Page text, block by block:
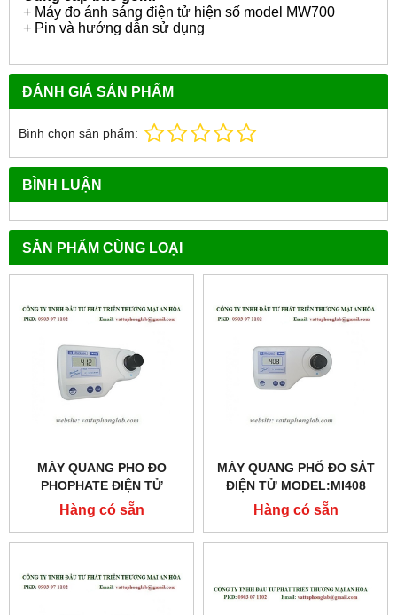
+ Máy đo ánh sáng điện tử hiện số model MW700
+ Pin và hướng dẫn sử dụng
ĐÁNH GIÁ SẢN PHẨM
Bình chọn sản phẩm:
BÌNH LUẬN
SẢN PHẨM CÙNG LOẠI
MÁY QUANG PHO ĐO
PHOPHATE ĐIỆN TỬ
MODEL: MI412
Hàng có sẵn
MÁY QUANG PHỔ ĐO SẮT
ĐIỆN TỬ MODEL:MI408
Hàng có sẵn